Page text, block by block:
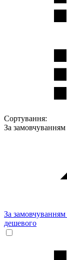
Сортування:
За замовчуванням
За замовчуванням
дешевого